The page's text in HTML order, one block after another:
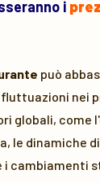
i
può
nei
globali, come
le dinamiche
i cambiamenti